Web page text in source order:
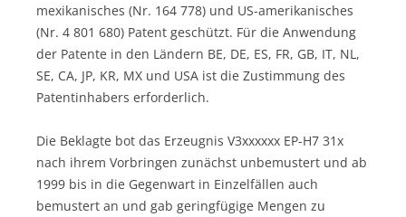
mexikanisches (Nr. 164 778) und US-amerikanisches
(Nr. 4 801 680) Patent geschützt. Für die Anwendung
der Patente in den Ländern BE, DE, ES, FR, GB, IT, NL,
SE, CA, JP, KR, MX und USA ist die Zustimmung des
Patentinhabers erforderlich.
Die Beklagte bot das Erzeugnis V3xxxxxx EP-H7 31x
nach ihrem Vorbringen zunächst unbemustert und ab
1999 bis in die Gegenwart in Einzelfällen auch
bemustert an und gab geringfügige Mengen zu